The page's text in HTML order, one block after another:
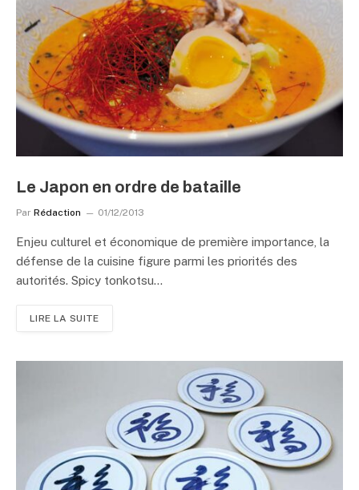
Le Japon en ordre de bataille
Par Rédaction 01/12/2013
Enjeu culturel et économique de première importance, la
défense de la cuisine figure parmi les priorités des
autorités. Spicy tonkotsu…
LIRE LA SUITE